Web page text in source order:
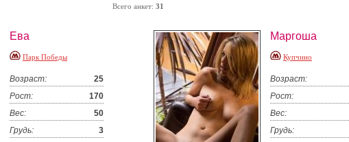
Всего анкет: 31
Ева
Парк Победы
Возраст:
25
Рост:
170
Вес:
50
Грудь:
3
Маргоша
Купчино
Возраст:
Рост:
Вес:
Грудь: